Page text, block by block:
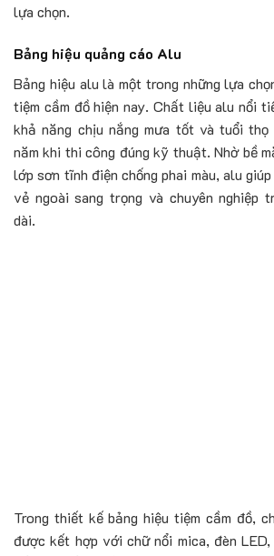
lựa chọn.
Bảng hiệu quảng cáo Alu
Bảng hiệu alu là một trong những lựa
tiệm cầm đồ hiện nay. Chất liệu alu nổi
khả năng chịu nắng mưa tốt và tuổi
năm khi thi công đúng kỹ thuật. Nhờ bề
lớp sơn tĩnh điện chống phai màu, alu
vẻ ngoài sang trọng và chuyên nghiệp
dài.
Trong thiết kế bảng hiệu tiệm cầm đồ,
được kết hợp với chữ nổi mica, đèn